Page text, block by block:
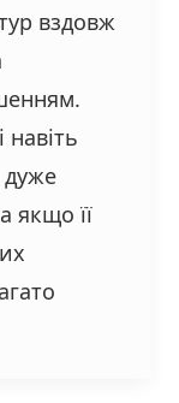
вздовж
дуже
якщо її